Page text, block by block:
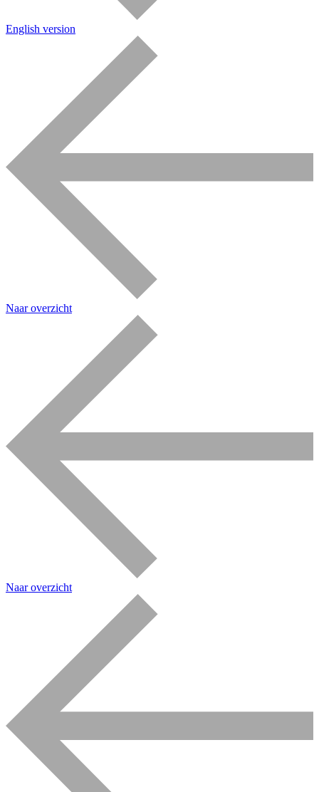
English version
Naar overzicht
Naar overzicht